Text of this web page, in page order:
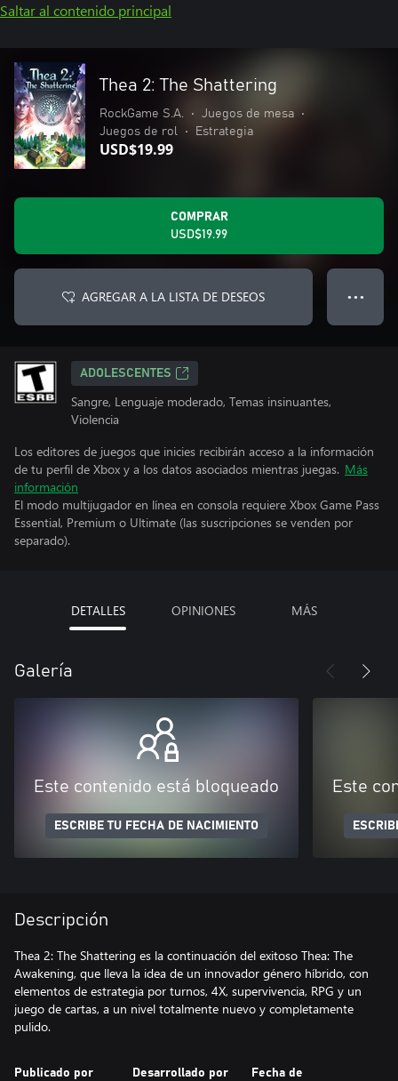
Saltar al contenido principal
Thea 2: The Shattering
RockGame S.A. • Juegos de mesa
•
Juegos de rol
• Estrategia
USD$19.99
COMPRAR
USD$19.99
AGREGAR A LA LISTA DE DESEOS ● ● ●
ADOLESCENTES
Sangre, Lenguaje moderado, Temas insinuantes,
Violencia
Los editores de juegos que inicies recibirán acceso a la información
de tu perfil de Xbox y a los datos asociados mientras juegas. Más
información
El modo multijugador en línea en consola requiere Xbox Game Pass
Essential, Premium o Ultimate (las suscripciones se venden por
separado).
DETALLES OPINIONES MÁS
Galería
Este contenido está bloqueado
ESCRIBE TU FECHA DE NACIMIENTO
Este
Descripción
Thea 2: The Shattering es la continuación del exitoso Thea: The
Awakening, que lleva la idea de un innovador género híbrido, con
elementos de estrategia por turnos, 4X, supervivencia, RPG y un
juego de cartas, a un nivel totalmente nuevo y completamente
pulido.
Publicado por Desarrollado por
Fecha de